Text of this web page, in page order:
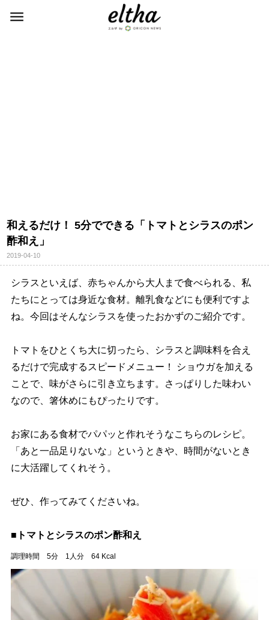
和えるだけ！ 5分でできる「トマトとシラスのポン
酢和え」
2019-04-10
シラスといえば、赤ちゃんから大人まで食べられる、私
たちにとっては身近な食材。離乳食などにも便利ですよ
ね。今回はそんなシラスを使ったおかずのご紹介です。
トマトをひとくち大に切ったら、シラスと調味料を合え
るだけで完成するスピードメニュー！ ショウガを加える
ことで、味がさらに引き立ちます。さっぱりした味わい
なので、箸休めにもぴったりです。
お家にある食材でパパッと作れそうなこちらのレシピ。
「あと一品足りないな」というときや、時間がないとき
に大活躍してくれそう。
ぜひ、作ってみてくださいね。
■トマトとシラスのポン酢和え
調理時間 5分 1人分 64 Kcal